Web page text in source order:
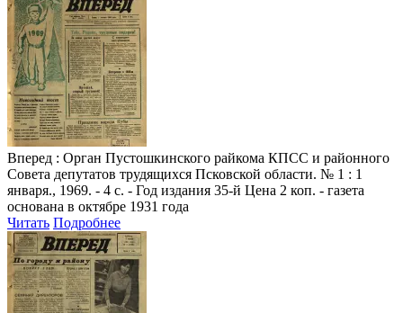
Вперед : Орган Пустошкинского райкома КПСС и районного
Совета депутатов трудящихся Псковской области. № 1 : 1
января., 1969. - 4 с. - Год издания 35-й Цена 2 коп. - газета
основана в октябре 1931 года
Читать Подробнее